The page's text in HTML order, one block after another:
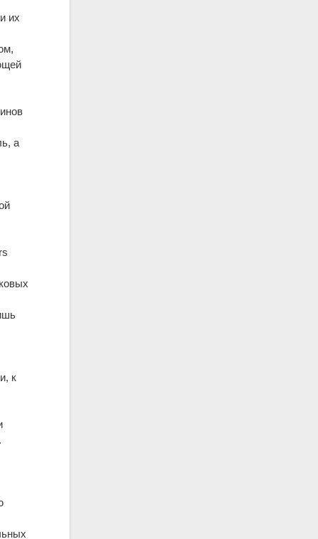
их
а
к